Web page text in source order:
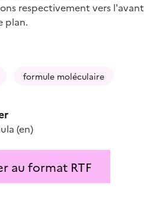
respectivement vers l'avant
plan.
formule moléculaire
(en)
au format RTF